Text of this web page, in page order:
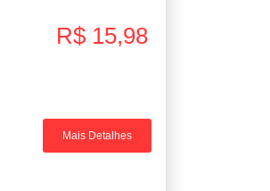
R$ 15,98
Mais Detalhes